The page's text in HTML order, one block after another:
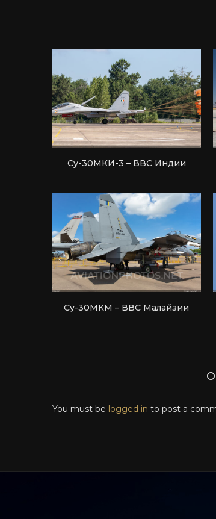
Су-30МКИ-3 – ВВС Индии
Су-30МКМ – ВВС Малайзии
You must be logged in to post a